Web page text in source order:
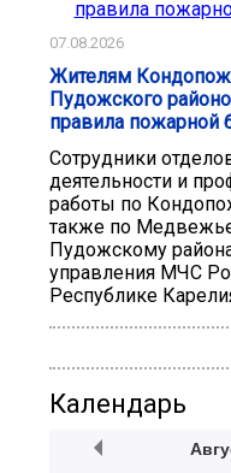
07.08.2026
Жителям
Пудожского
правила пожарной
Сотрудники
деятельности и
работы по
также по
Пудожскому
управления МЧС
Республике
Календарь